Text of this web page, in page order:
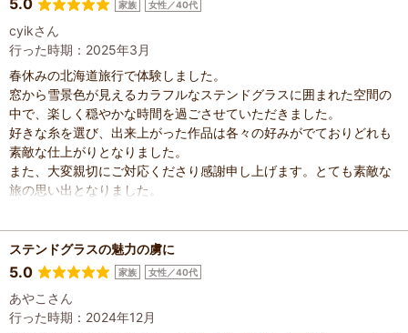
5.0 家族 女性／40代
cyikさん
行った時期：2025年3月
春休みの北海道旅行で体験しました。
窓から雪景色が見えるカラフルなステンドグラスに囲まれた空間の
中で、楽しく穏やかな時間を過ごさせていただきました。
好きな糸を選び、出来上がった作品は各々の好みがでておりどれも
素敵な仕上がりとなりました。
また、大変親切にご対応くださり感謝申し上げます。とても素敵な
旅の思い出となりました。
ステンドグラスの魅力の虜に
5.0 家族 女性／40代
あやこさん
行った時期：2024年12月